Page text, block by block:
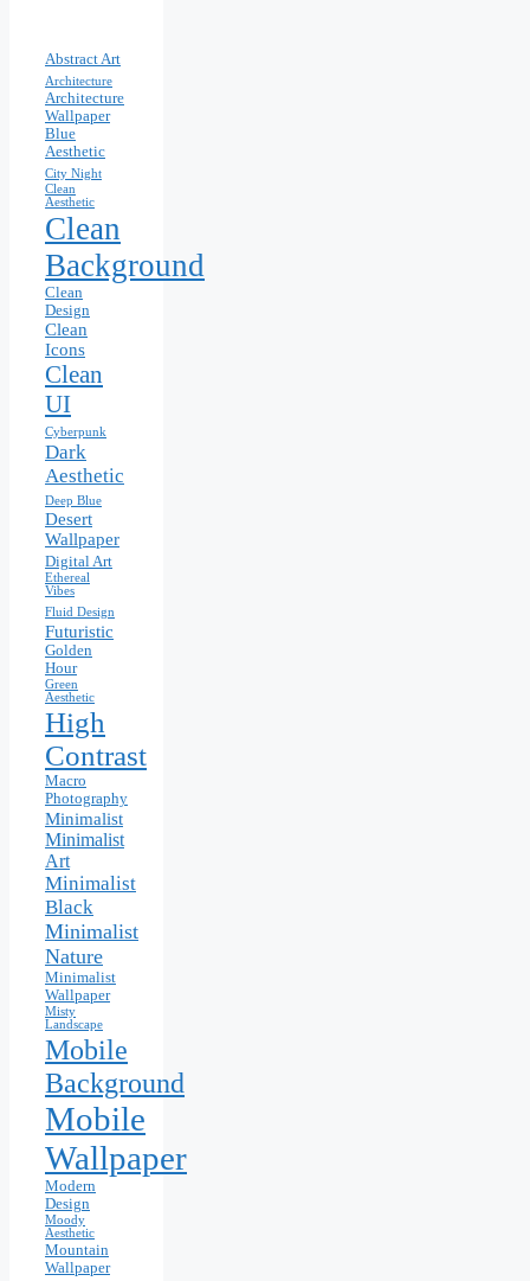
Abstract Art
Architecture
Architecture
Wallpaper
Blue
Aesthetic
City Night
Clean
Aesthetic
Clean
Background
Clean
Design
Clean
Icons
Clean
UI
Cyberpunk
Dark
Aesthetic
Deep Blue
Desert
Wallpaper
Digital Art
Ethereal
Vibes
Fluid Design
Futuristic
Golden
Hour
Green
Aesthetic
High
Contrast
Macro
Photography
Minimalist
Minimalist
Art
Minimalist
Black
Minimalist
Nature
Minimalist
Wallpaper
Misty
Landscape
Mobile
Background
Mobile
Wallpaper
Modern
Design
Moody
Aesthetic
Mountain
Wallpaper